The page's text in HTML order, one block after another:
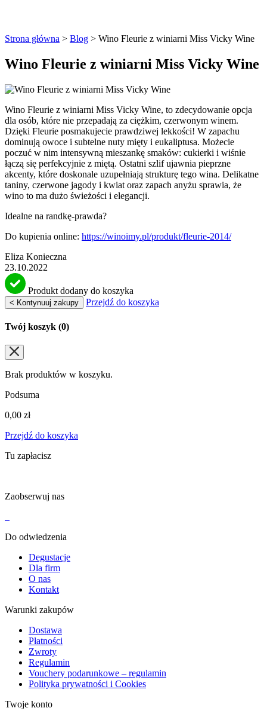
Strona główna > Blog > Wino Fleurie z winiarni Miss Vicky Wine
Wino Fleurie z winiarni Miss Vicky Wine
Wino Fleurie z winiarni Miss Vicky Wine, to zdecydowanie opcja
dla osób, które nie przepadają za ciężkim, czerwonym winem.
Dzięki Fleurie posmakujecie prawdziwej lekkości! W zapachu
dominują owoce i subtelne nuty mięty i eukaliptusa. Możecie
poczuć w nim intensywną mieszankę smaków: cukierki i wiśnie
łączą się perfekcyjnie z miętą. Ostatni szlif ujawnia pieprzne
akcenty, które doskonale uzupełniają strukturę tego wina. Delikatne
taniny, czerwone jagody i kwiat oraz zapach anyżu sprawia, że
wino to ma dużo świeżości i elegancji.
Idealne na randkę-prawda?
Do kupienia online: https://winoimy.pl/produkt/fleurie-2014/
Eliza Konieczna
23.10.2022
Produkt dodany do koszyka
< Kontynuuj zakupy Przejdź do koszyka
Twój koszyk (0)
Brak produktów w koszyku.
Podsuma
0,00 zł
Przejdź do koszyka
Tu zapłacisz
Zaobserwuj nas
Do odwiedzenia
Degustacje
Dla firm
O nas
Kontakt
Warunki zakupów
Dostawa
Płatności
Zwroty
Regulamin
Vouchery podarunkowe – regulamin
Polityka prywatności i Cookies
Twoje konto